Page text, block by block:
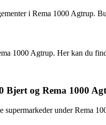
i Rema 1000 Agtrup.
1000 Agtrup. Her kan du
Bjert og Rema 1000
supermarkeder under Rema